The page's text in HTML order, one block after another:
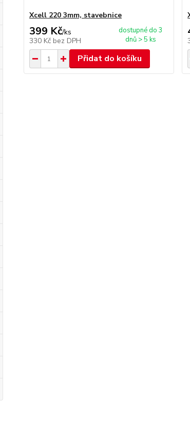
Xcell 220 3mm, stavebnice
399 Kč/ks
330 Kč bez DPH
dostupné do 3
dnů > 5 ks
Přidat do košíku